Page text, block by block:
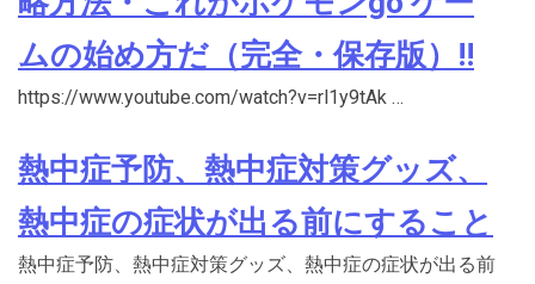
ムの始め方だ（完全・保存版）!!
https://www.youtube.com/watch?v=rl1y9tAk …
熱中症予防、熱中症対策グッズ、
熱中症の症状が出る前にすること
熱中症予防、熱中症対策グッズ、熱中症の症状が出る前